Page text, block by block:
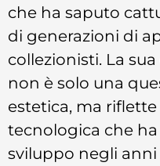
che ha saputo
di generazioni di
collezionisti. La
non è solo una
estetica, ma
tecnologica che
sviluppo negli anni